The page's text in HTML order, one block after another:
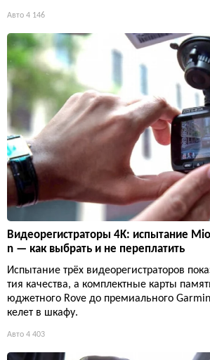
Авто 4 146
Видеорегистраторы 4K: испытание
n — как выбрать и не переплатить
Испытание трёх видеорегистраторов
тия качества, а комплектные карты
юджетного Rove до премиального
келет в шкафу.
Авто 4 403